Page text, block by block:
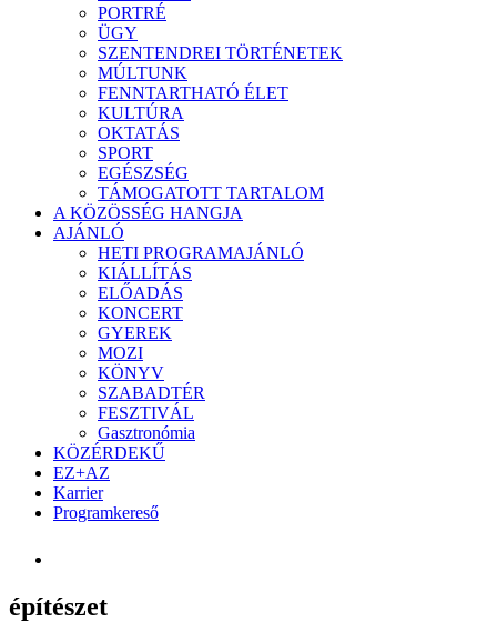
PORTRÉ
ÜGY
SZENTENDREI TÖRTÉNETEK
MÚLTUNK
FENNTARTHATÓ ÉLET
KULTÚRA
OKTATÁS
SPORT
EGÉSZSÉG
TÁMOGATOTT TARTALOM
A KÖZÖSSÉG HANGJA
AJÁNLÓ
HETI PROGRAMAJÁNLÓ
KIÁLLÍTÁS
ELŐADÁS
KONCERT
GYEREK
MOZI
KÖNYV
SZABADTÉR
FESZTIVÁL
Gasztronómia
KÖZÉRDEKŰ
EZ+AZ
Karrier
Programkereső
építészet